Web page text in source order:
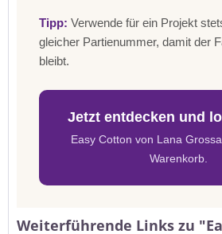
Tipp: Verwende für ein Projekt
gleicher Partienummer, damit der
bleibt.
Jetzt entdecken und
Easy Cotton von Lana
Warenkorb.
Weiterführende Links zu